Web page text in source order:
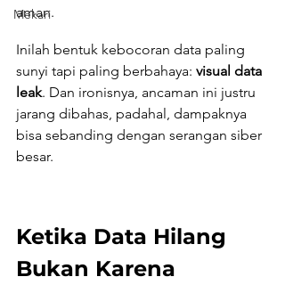
Mekari
aman.
Inilah bentuk kebocoran data paling
sunyi tapi paling berbahaya: visual data
leak. Dan ironisnya, ancaman ini justru
jarang dibahas, padahal, dampaknya
bisa sebanding dengan serangan siber
besar.
Ketika Data Hilang
Bukan Karena